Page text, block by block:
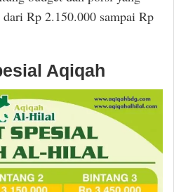
Rp 2.150.000 sampai Rp
Aqiqah